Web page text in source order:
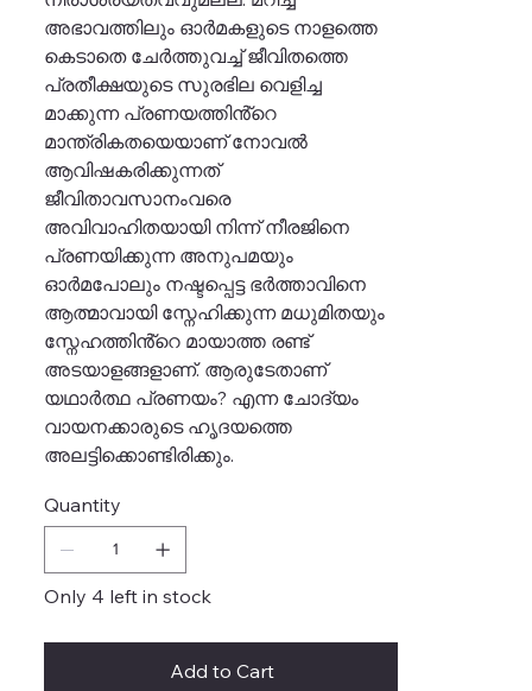
അഭാവത്തിലും ഓർമകളുടെ നാളത്തെ
കെടാതെ ചേർത്തുവച്ച് ജീവിതത്തെ
പ്രതീക്ഷയുടെ സുരഭില വെളിച്ച
മാക്കുന്ന പ്രണയത്തിൻ്റെ
മാന്ത്രികതയെയാണ് നോവൽ
ആവിഷകരിക്കുന്നത്
ജീവിതാവസാനംവരെ
അവിവാഹിതയായി നിന്ന് നീരജിനെ
പ്രണയിക്കുന്ന അനുപമയും
ഓർമപോലും നഷ്ടപ്പെട്ട ഭർത്താവിനെ
ആത്മാവായി സ്നേഹിക്കുന്ന മധുമിതയും
സ്നേഹത്തിൻ്റെ മായാത്ത രണ്ട്
അടയാളങ്ങളാണ്. ആരുടേതാണ്
യഥാർത്ഥ പ്രണയം? എന്ന ചോദ്യം
വായനക്കാരുടെ ഹൃദയത്തെ
അലട്ടിക്കൊണ്ടിരിക്കും.
Quantity
Only 4 left in stock
Add to Cart